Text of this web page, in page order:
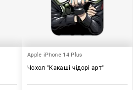
Apple iPhone 14 Plus
Чохол "Какаші чідорі арт"